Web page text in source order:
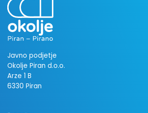
Javno podjetje
Okolje Piran d.o.o.
Arze 1 B
6330 Piran